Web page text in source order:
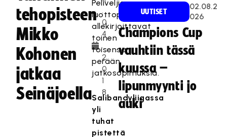
tehopisteen
Mikko
Kohonen
jatkaa
Seinäjoella
.
0
4
.
2
0
1
8
Peliveljien
luottopelaajat
allekirjoittavat
toinen
toisensa
perään
jatkosopimuksia.
Salibandyliigassa
yli
tuhat
pistettä
UUTISET
02.08.2
026
Champions Cup
vauhtiin tässä
kuussa –
lipunmyynti jo
auki